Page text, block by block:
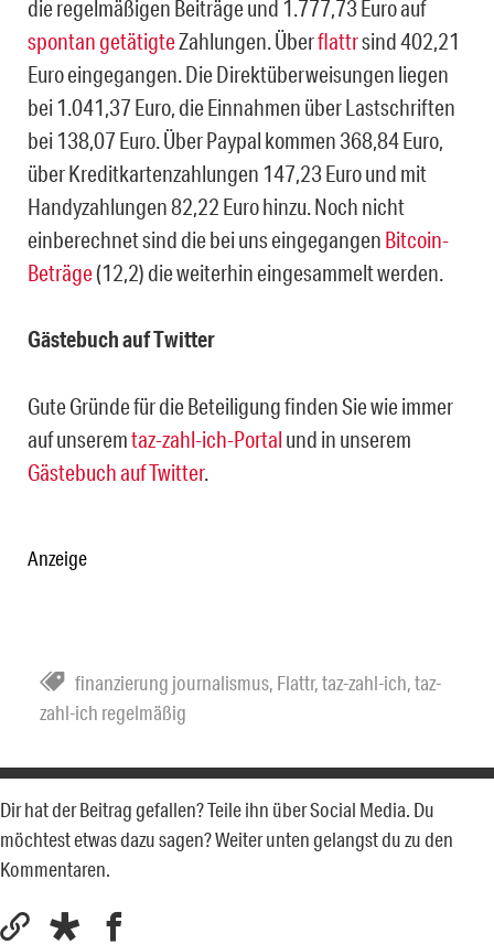
die regelmäßigen Beiträge und 1.777,73 Euro auf
spontan getätigteZahlungen. Überflattrsind 402,21
Euro eingegangen. Die Direktüberweisungen liegen
bei 1.041,37 Euro, die Einnahmen über Lastschriften
bei 138,07 Euro. Über Paypal kommen 368,84 Euro,
über Kreditkartenzahlungen 147,23 Euro und mit
Handyzahlungen 82,22 Euro hinzu. Noch nicht
einberechnet sind die bei uns eingegangen Bitcoin-
Beträge(12,2) die weiterhin eingesammelt werden.
Gästebuch auf Twitter
Gute Gründe für die Beteiligung finden Sie wie immer
auf unseremtaz-zahl-ich-Portal und in unserem
Gästebuch auf Twitter.
Anzeige
finanzierung journalismus, Flattr,taz-zahl-ich,taz-
zahl-ich regelmäßig
Dir hat der Beitrag gefallen? Teile ihn über Social Media. Du
möchtest etwas dazu sagen? Weiter unten gelangst du zu den
Kommentaren.